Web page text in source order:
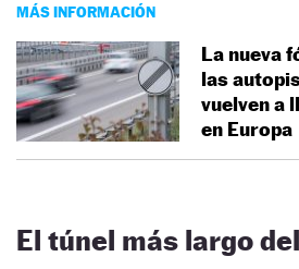
MÁS INFORMACIÓN
La nueva
las
vuelven a
en Europa
El túnel más largo